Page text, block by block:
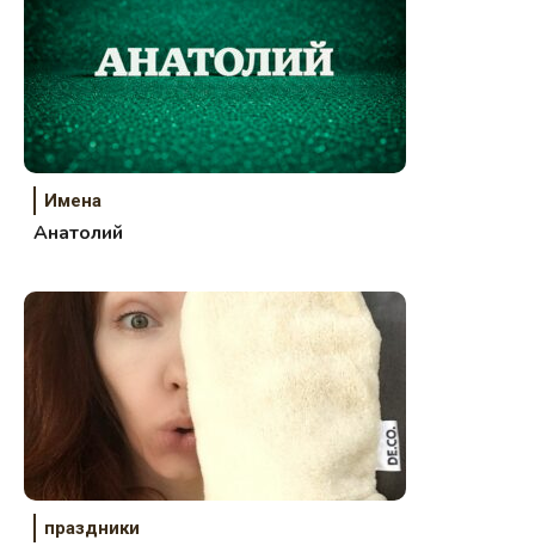
Имена
Анатолий
праздники